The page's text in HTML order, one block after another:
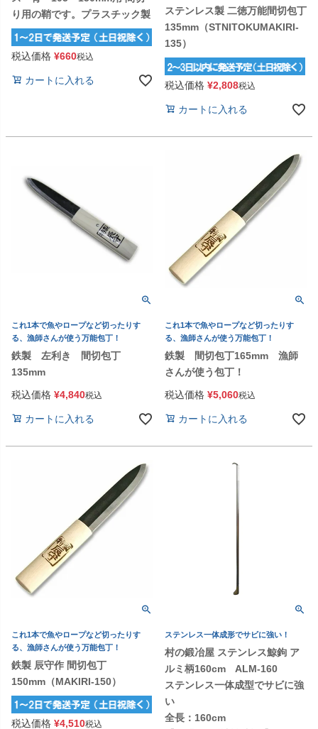
り用の鞘です。プラスチック製
税込価格 ¥660税込
カートに入れる
ステンレス製 二徳万能間切包丁
135mm（STNITOKUMAKIRI-
135）
税込価格 ¥2,808税込
カートに入れる
これ1本で魚やロープなど切ったりす
る、漁師さんが使う万能包丁！
鉄製 左利き 間切包丁
135mm
税込価格 ¥4,840税込
カートに入れる
これ1本で魚やロープなど切ったりす
る、漁師さんが使う万能包丁！
鉄製 間切包丁165mm 漁師
さんが使う包丁！
税込価格 ¥5,060税込
カートに入れる
これ1本で魚やロープなど切ったりす
る、漁師さんが使う万能包丁！
鉄製 辰守作 間切包丁
150mm（MAKIRI-150）
税込価格 ¥4,510税込
ステンレス一体成形でサビに強い！
村の鍛冶屋 ステンレス鯨鉤 ア
ルミ柄160cm ALM-160
ステンレス一体成型でサビに強
い
全長：160cm